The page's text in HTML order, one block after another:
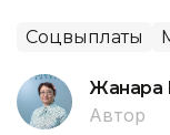
Соцвыплаты
Жанара
Автор